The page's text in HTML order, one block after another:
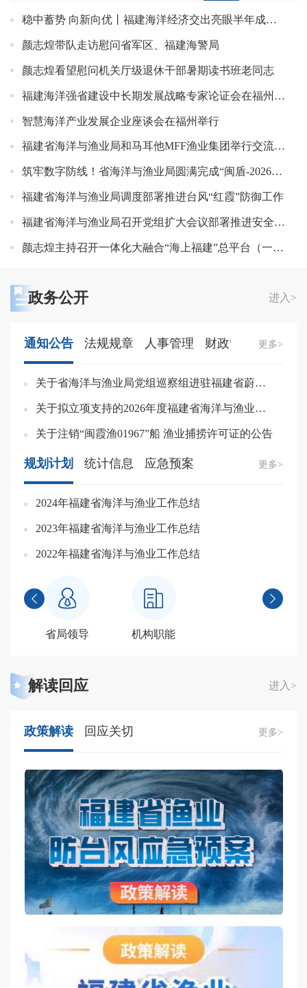
稳中蓄势 向新向优丨福建海洋经济交出亮眼半年成绩单
颜志煌带队走访慰问省军区、福建海警局
颜志煌看望慰问机关厅级退休干部暑期读书班老同志
福建海洋强省建设中长期发展战略专家论证会在福州召开
智慧海洋产业发展企业座谈会在福州举行
福建省海洋与渔业局和马耳他MFF渔业集团举行交流座谈
筑牢数字防线！省海洋与渔业局圆满完成“闽盾-2026”网络安全应急演练
福建省海洋与渔业局调度部署推进台风“红霞”防御工作
福建省海洋与渔业局召开党组扩大会议部署推进安全生产隐患大排查大整治
颜志煌主持召开一体化大融合“海上福建”总平台（一期）项目建设调度会
政务公开 进入>
通知公告 法规规章 人事管理 财政管理 更多>
关于省海洋与渔业局党组巡察组进驻福建省蔚蓝海洋集团巡察的公告
关于拟立项支持的2026年度福建省海洋与渔业重点研发计划项目的公示
关于注销“闽霞渔01967”船 渔业捕捞许可证的公告
规划计划 统计信息 应急预案 更多>
2024年福建省海洋与渔业工作总结
2023年福建省海洋与渔业工作总结
2022年福建省海洋与渔业工作总结
 
省局领导 机构职能
解读回应 进入>
政策解读 回应关切 更多>